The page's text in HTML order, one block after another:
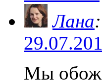
Лана:
Мы